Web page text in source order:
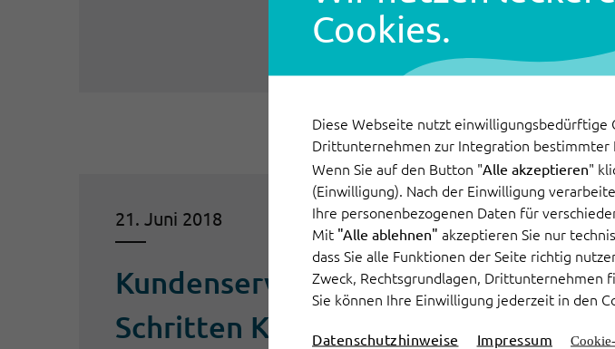
Cookies.
Diese Webseite nutzt einwilligungsbedürftige
Drittunternehmen zur Integration bestimmter
Wenn Sie auf den Button "Alle akzeptieren"
(Einwilligung). Nach der Einwilligung
Ihre personenbezogenen Daten für
Mit "Alle ablehnen" akzeptieren Sie nur
dass Sie alle Funktionen der Seite richtig
Zweck, Rechtsgrundlagen, Drittunternehmen
Sie können Ihre Einwilligung jederzeit in den
Datenschutzhinweise Impressum
21. Juni 2018
Kundenservice 4.0: In sechs
Schritten Kundenbeziehungen